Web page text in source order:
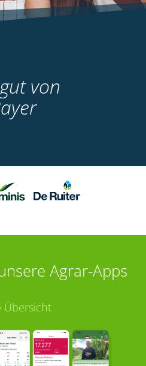
von
Agrar-Apps
Übersicht